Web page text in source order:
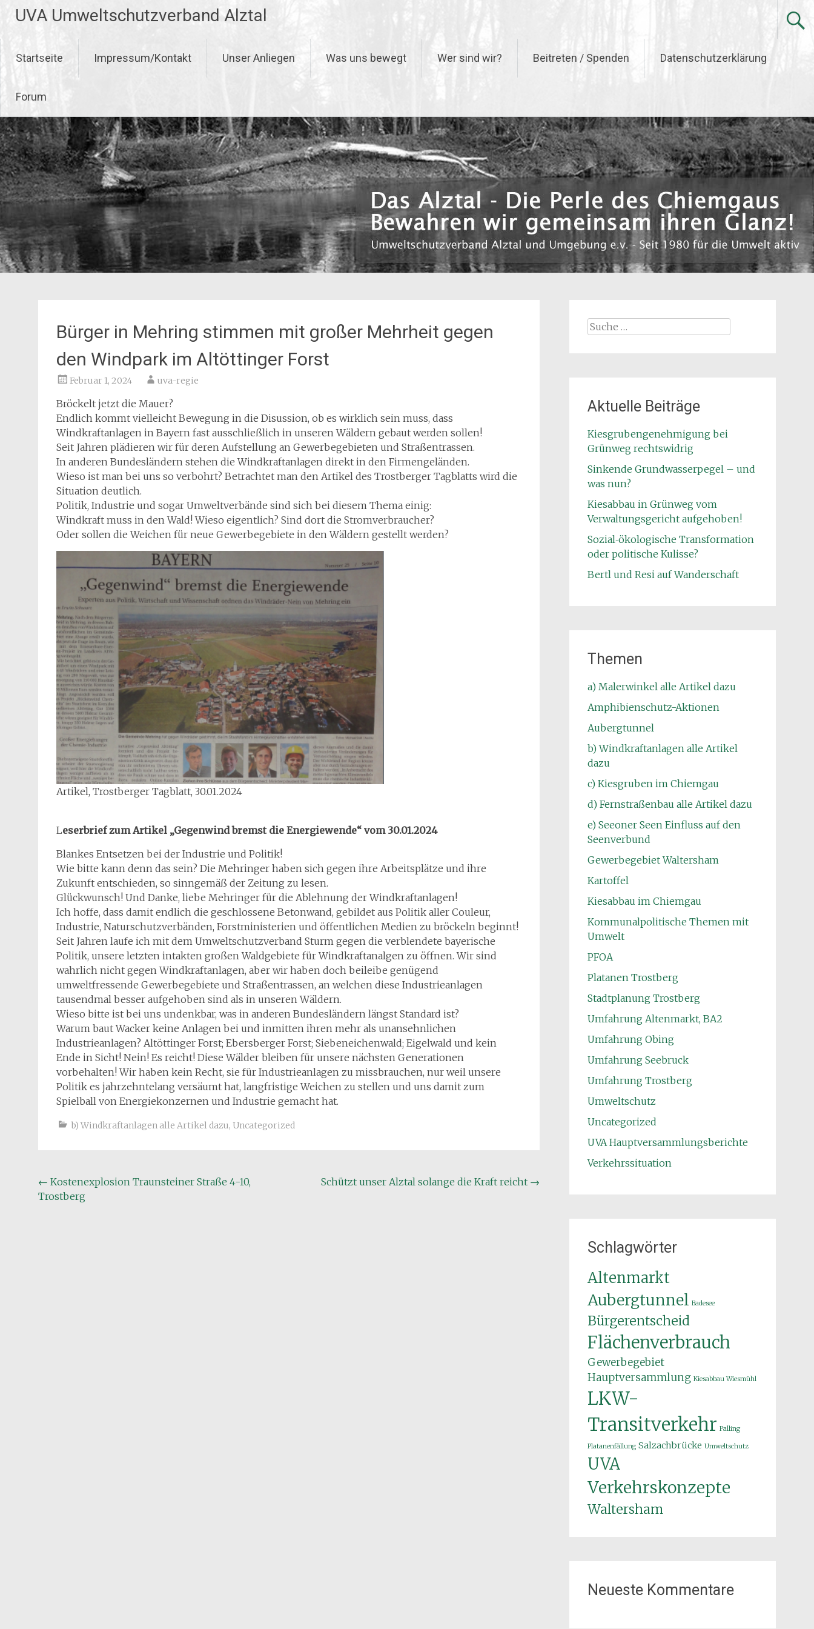
Zum
Inhalt
springen
UVA Umweltschutzverband Alztal
Startseite Impressum/Kontakt Unser Anliegen Was uns bewegt Wer sind wir? Beitreten / Spenden Datenschutzerklärung
Forum
Bürger in Mehring stimmen mit großer Mehrheit gegen
den Windpark im Altöttinger Forst
Februar 1, 2024 uva-regie
Bröckelt jetzt die Mauer?
Endlich kommt vielleicht Bewegung in die Disussion, ob es wirklich sein muss, dass
Windkraftanlagen in Bayern fast ausschließlich in unseren Wäldern gebaut werden sollen!
Seit Jahren plädieren wir für deren Aufstellung an Gewerbegebieten und Straßentrassen.
In anderen Bundesländern stehen die Windkraftanlagen direkt in den Firmengeländen.
Wieso ist man bei uns so verbohrt? Betrachtet man den Artikel des Trostberger Tagblatts wird die
Situation deutlich.
Politik, Industrie und sogar Umweltverbände sind sich bei diesem Thema einig:
Windkraft muss in den Wald! Wieso eigentlich? Sind dort die Stromverbraucher?
Oder sollen die Weichen für neue Gewerbegebiete in den Wäldern gestellt werden?
Artikel, Trostberger Tagblatt, 30.01.2024
Leserbrief zum Artikel „Gegenwind bremst die Energiewende“ vom 30.01.2024
Blankes Entsetzen bei der Industrie und Politik!
Wie bitte kann denn das sein? Die Mehringer haben sich gegen ihre Arbeitsplätze und ihre
Zukunft entschieden, so sinngemäß der Zeitung zu lesen.
Glückwunsch! Und Danke, liebe Mehringer für die Ablehnung der Windkraftanlagen!
Ich hoffe, dass damit endlich die geschlossene Betonwand, gebildet aus Politik aller Couleur,
Industrie, Naturschutzverbänden, Forstministerien und öffentlichen Medien zu bröckeln beginnt!
Seit Jahren laufe ich mit dem Umweltschutzverband Sturm gegen die verblendete bayerische
Politik, unsere letzten intakten großen Waldgebiete für Windkraftanalgen zu öffnen. Wir sind
wahrlich nicht gegen Windkraftanlagen, aber wir haben doch beileibe genügend
umweltfressende Gewerbegebiete und Straßentrassen, an welchen diese Industrieanlagen
tausendmal besser aufgehoben sind als in unseren Wäldern.
Wieso bitte ist bei uns undenkbar, was in anderen Bundesländern längst Standard ist?
Warum baut Wacker keine Anlagen bei und inmitten ihren mehr als unansehnlichen
Industrieanlagen? Altöttinger Forst; Ebersberger Forst; Siebeneichenwald; Eigelwald und kein
Ende in Sicht! Nein! Es reicht! Diese Wälder bleiben für unsere nächsten Generationen
vorbehalten! Wir haben kein Recht, sie für Industrieanlagen zu missbrauchen, nur weil unsere
Politik es jahrzehntelang versäumt hat, langfristige Weichen zu stellen und uns damit zum
Spielball von Energiekonzernen und Industrie gemacht hat.
b) Windkraftanlagen alle Artikel dazu, Uncategorized
Beitragsnavigation
← Kostenexplosion Traunsteiner Straße 4-10,
Trostberg
Schützt unser Alztal solange die Kraft reicht →
Suche
Aktuelle Beiträge
Kiesgrubengenehmigung bei
Grünweg rechtswidrig
Sinkende Grundwasserpegel – und
was nun?
Kiesabbau in Grünweg vom
Verwaltungsgericht aufgehoben!
Sozial‑ökologische Transformation
oder politische Kulisse?
Bertl und Resi auf Wanderschaft
Themen
a) Malerwinkel alle Artikel dazu
Amphibienschutz-Aktionen
Aubergtunnel
b) Windkraftanlagen alle Artikel
dazu
c) Kiesgruben im Chiemgau
d) Fernstraßenbau alle Artikel dazu
e) Seeoner Seen Einfluss auf den
Seenverbund
Gewerbegebiet Waltersham
Kartoffel
Kiesabbau im Chiemgau
Kommunalpolitische Themen mit
Umwelt
PFOA
Platanen Trostberg
Stadtplanung Trostberg
Umfahrung Altenmarkt, BA2
Umfahrung Obing
Umfahrung Seebruck
Umfahrung Trostberg
Umweltschutz
Uncategorized
UVA Hauptversammlungsberichte
Verkehrssituation
Schlagwörter
Altenmarkt
Aubergtunnel Badesee
Bürgerentscheid
Flächenverbrauch
Gewerbegebiet
Hauptversammlung Kiesabbau Wiesmühl
LKW-
Transitverkehr Palling
Platanenfällung Salzachbrücke Umweltschutz
UVA
Verkehrskonzepte
Waltersham
Neueste Kommentare